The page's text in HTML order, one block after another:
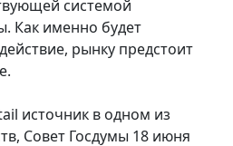
системой
Как именно будет
рынку предстоит
источник в одном из
Совет Госдумы 18 июня